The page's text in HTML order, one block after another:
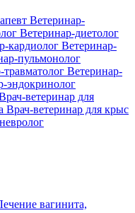
Ветеринар-
Ветеринар-диетолог
кардиолог Ветеринар-
пульмонолог
Ветеринар-
эндокринолог
ветеринар для
Врач-ветеринар для крыс
вагинита,